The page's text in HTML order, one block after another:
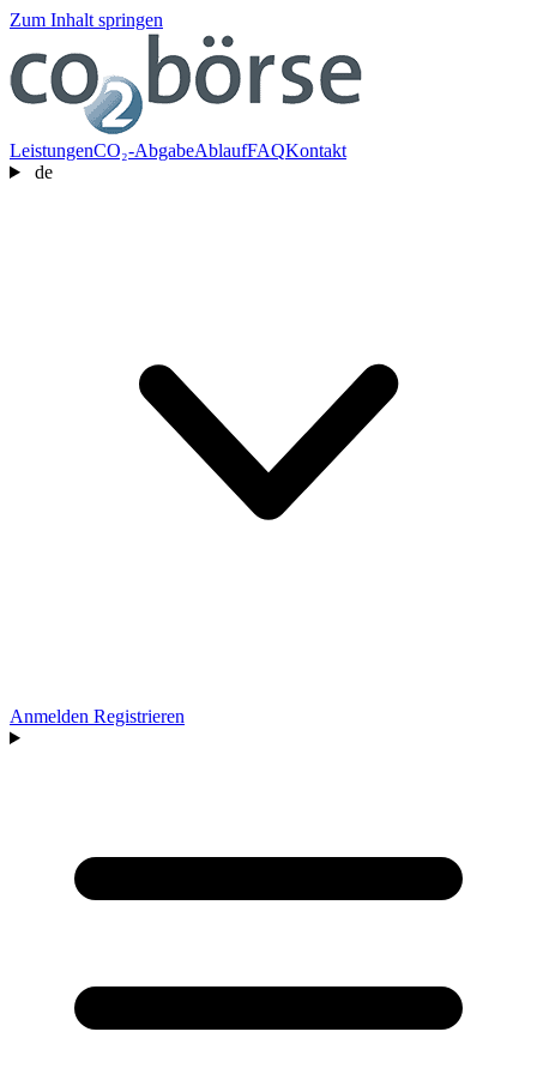
Zum Inhalt springen
LeistungenCO₂-AbgabeAblaufFAQKontakt
de
Anmelden Registrieren